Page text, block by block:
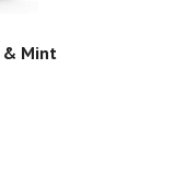
& Mint